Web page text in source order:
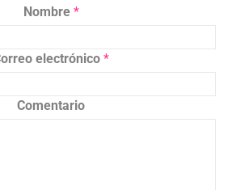
Nombre *
electrónico *
Comentario